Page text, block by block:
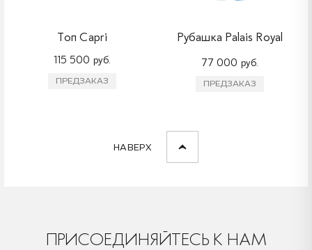
Топ Capri
115 500 руб.
ПРЕДЗАКАЗ
Рубашка Palais Royal
77 000 руб.
ПРЕДЗАКАЗ
НАВЕРХ
ПРИСОЕДИНЯЙТЕСЬ К НАМ